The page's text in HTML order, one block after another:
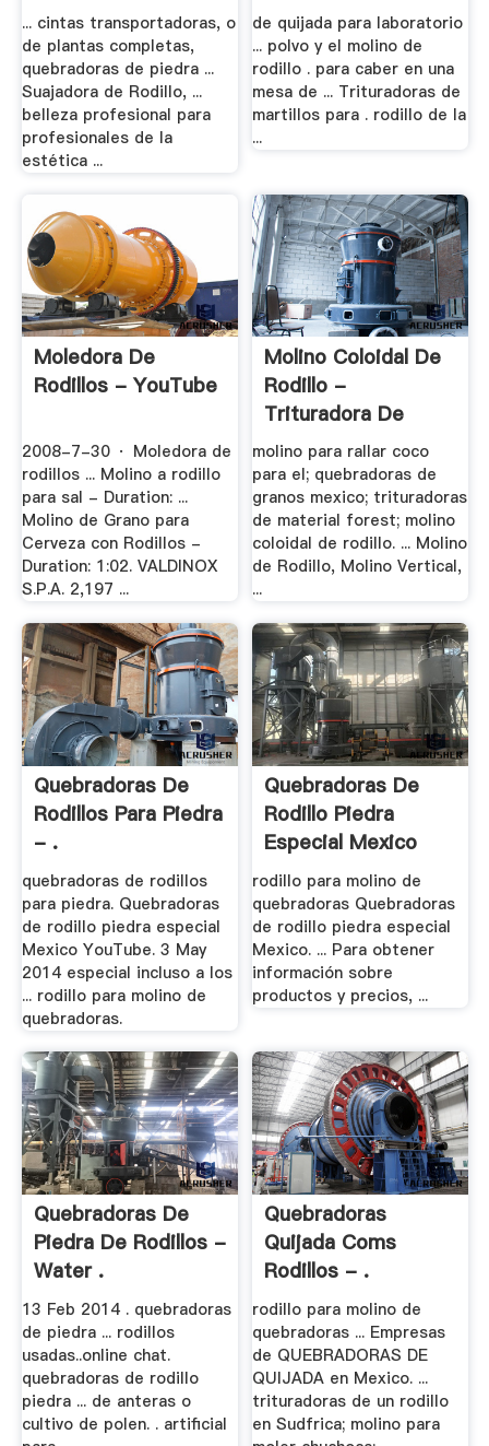
... cintas transportadoras, o
de plantas completas,
quebradoras de piedra ...
Suajadora de Rodillo, ...
belleza profesional para
profesionales de la
estética ...
de quijada para laboratorio
... polvo y el molino de
rodillo . para caber en una
mesa de ... Trituradoras de
martillos para . rodillo de la
...
Moledora De
Rodillos - YouTube
2008-7-30 · Moledora de
rodillos ... Molino a rodillo
para sal - Duration: ...
Molino de Grano para
Cerveza con Rodillos -
Duration: 1:02. VALDINOX
S.P.A. 2,197 ...
Molino Coloidal De
Rodillo -
Trituradora De
Cono
molino para rallar coco
para el; quebradoras de
granos mexico; trituradoras
de material forest; molino
coloidal de rodillo. ... Molino
de Rodillo, Molino Vertical,
...
Quebradoras De
Rodillos Para Piedra
- .
quebradoras de rodillos
para piedra. Quebradoras
de rodillo piedra especial
Mexico YouTube. 3 May
2014 especial incluso a los
... rodillo para molino de
quebradoras.
Quebradoras De
Rodillo Piedra
Especial Mexico
rodillo para molino de
quebradoras Quebradoras
de rodillo piedra especial
Mexico. ... Para obtener
información sobre
productos y precios, ...
Quebradoras De
Piedra De Rodillos -
Water .
13 Feb 2014 . quebradoras
de piedra ... rodillos
usadas..online chat.
quebradoras de rodillo
piedra ... de anteras o
cultivo de polen. . artificial
Quebradoras
Quijada Coms
Rodillos - .
rodillo para molino de
quebradoras ... Empresas
de QUEBRADORAS DE
QUIJADA en Mexico. ...
trituradoras de un rodillo
en Sudfrica; molino para